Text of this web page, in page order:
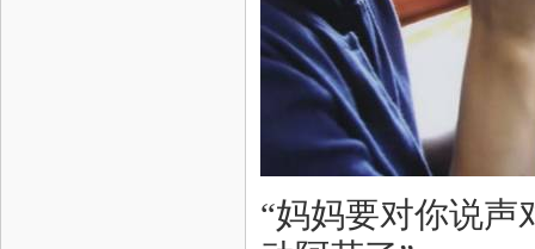
“妈妈要对你说声